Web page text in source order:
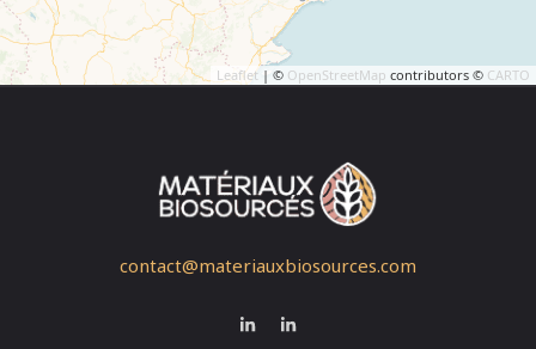
Leaflet | © OpenStreetMap contributors © CARTO
contact@materiauxbiosources.com